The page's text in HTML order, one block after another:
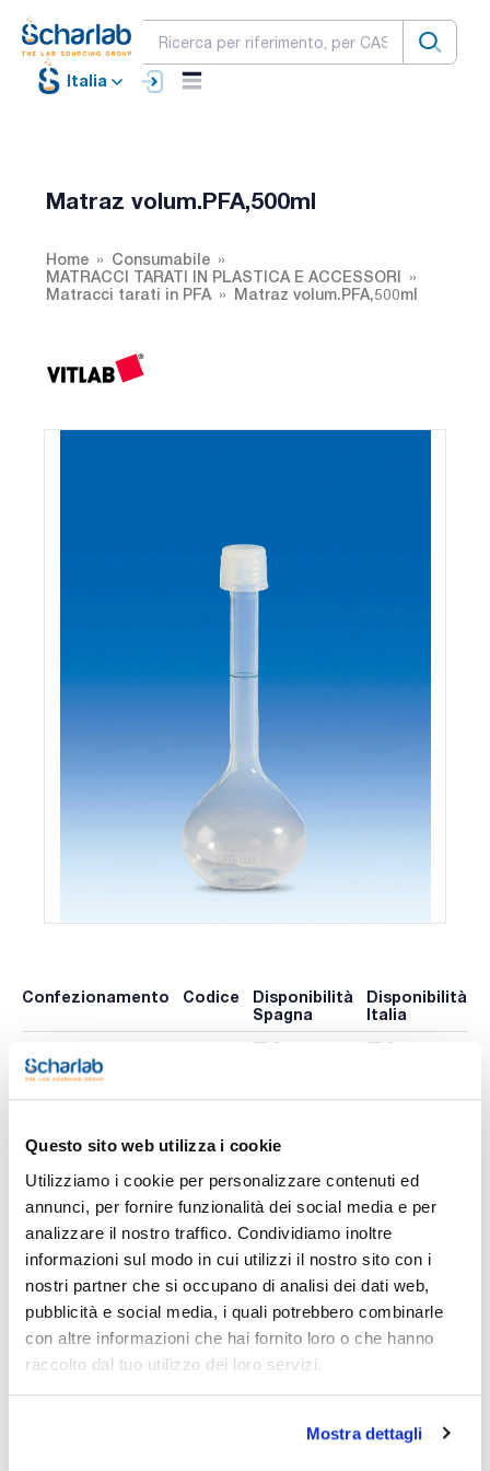
Questo sito web utilizza i cookie
Utilizziamo i cookie per personalizzare contenuti ed
annunci, per fornire funzionalità dei social media e per
analizzare il nostro traffico. Condividiamo inoltre
informazioni sul modo in cui utilizzi il nostro sito con i
nostri partner che si occupano di analisi dei dati web,
pubblicità e social media, i quali potrebbero combinarle
con altre informazioni che hai fornito loro o che hanno
raccolto dal tuo utilizzo dei loro servizi.
Mostra dettagli
Italia
Matraz volum.PFA,500ml
Home
Consumabile
MATRACCI TARATI IN PLASTICA E ACCESSORI
Matracci tarati in PFA
Matraz volum.PFA,500ml
Confezionamento Codice
Disponibilità
Spagna
Disponibilità
Italia
x u.
0 -
0 -
Stampa pagina prodotto
Caratteristiche
Capacity (ml) : 500
Height (mm) : 270
Thread : GL 25
Matracci tarati in PFA.
Tolleranze di classe secondo DIN EN ISO 1042.
Matracci a elevata trasparenza con segni anulari calibrati
individualmente; il tappo a vite ermetico previene la
contaminazione dall'esterno. Resistente alle alte
temperature e agli attacchi chimici.
non altera in modo permanente i limiti di tolleranza. La pulizia
a temperature superiori a 60 °C può danneggiare le
Vedi di più
Documentazione tecnica